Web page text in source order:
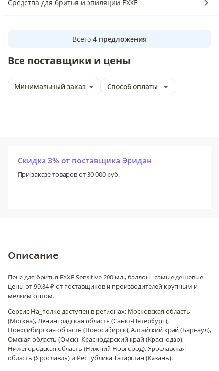
Средства для бритья и эпиляции EXXE
Всего 4 предложения
Все поставщики и цены
Минимальный заказ Способ оплаты
Скидка 3% от поставщика Эридан
При заказе товаров от 30 000 руб.
Описание
Пена для бритья EXXE Sensitive 200 мл., баллон - самые дешевые
цены от 99.84 ₽ от поставщиков и производителей крупным и
мелким оптом.
Сервис На_полке доступен в регионах: Московская область
(Москва), Ленинградская область (Санкт-Петербург),
Новосибирская область (Новосибирск), Алтайский край (Барнаул),
Омская область (Омск), Краснодарский край (Краснодар),
Нижегородская область (Нижний Новгород), Ярославская
область (Ярославль) и Республика Татарстан (Казань).